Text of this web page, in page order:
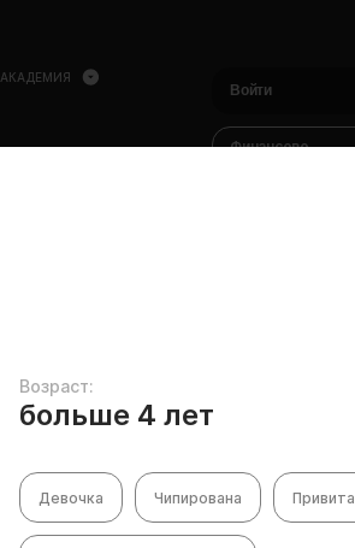
АКАДЕМИЯ
Войти
Финансово
Возраст:
больше 4 лет
Девочка Чипирована Привита